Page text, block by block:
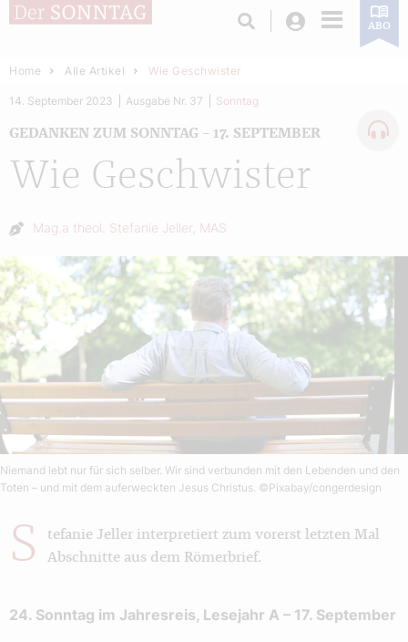
Login ABO
Home Alle Artikel Wie Geschwister
Wie Geschwister
GEDANKEN ZUM SONNTAG – 17. SEPTEMBER
14. September 2023 Ausgabe Nr. 37 Sonntag
Autor:
Mag.a theol. Stefanie Jeller, MAS
Niemand lebt nur für sich selber. Wir sind verbunden mit den Lebenden und den
Toten – und mit dem auferweckten Jesus Christus. ©Pixabay/congerdesign
S
tefanie Jeller interpretiert zum vorerst letzten Mal
Abschnitte aus dem Römerbrief.
24. Sonntag im Jahresreis, Lesejahr A – 17. September